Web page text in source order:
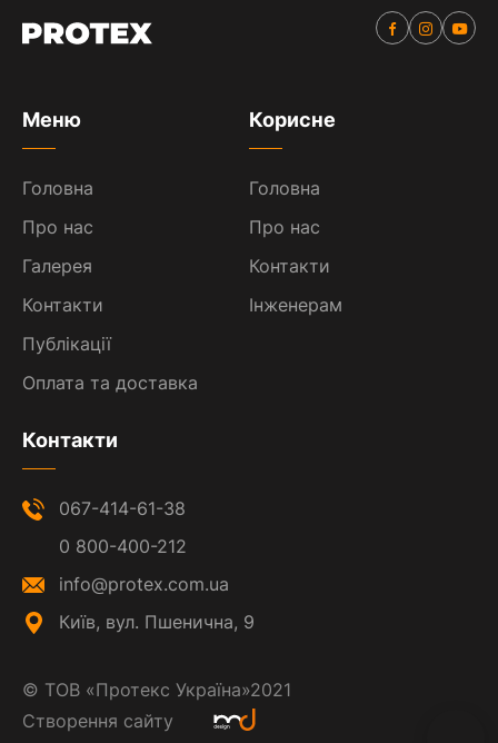
Меню
Головна
Про нас
Галерея
Контакти
Публікації
Оплата та доставка
Корисне
Головна
Про нас
Контакти
Інженерам
Контакти
067-414-61-38
0 800-400-212
info@protex.com.ua
Київ, вул. Пшенична, 9
© ТОВ «Протекс Україна»2021
Створення сайту